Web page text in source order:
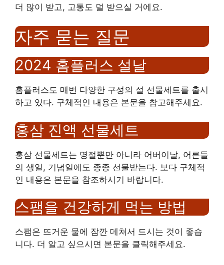
더 많이 받고, 고통도 덜 받으실 거에요.
자주 묻는 질문
2024 홈플러스 설날
홈플러스도 매번 다양한 구성의 설 선물세트를 출시
하고 있다. 구체적인 내용은 본문을 참고해주세요.
홍삼 진액 선물세트
홍삼 선물세트는 명절뿐만 아니라 어버이날, 어른들
의 생일, 기념일에도 종종 선물받는다. 보다 구체적
인 내용은 본문을 참조하시기 바랍니다.
스팸을 건강하게 먹는 방법
스팸은 뜨거운 물에 잠깐 데쳐서 드시는 것이 좋습
니다. 더 알고 싶으시면 본문을 클릭해주세요.